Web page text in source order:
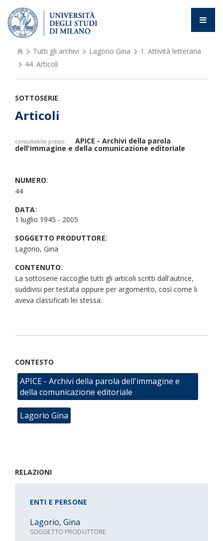
Tutti gli archivi Lagorio Gina 1. Attività letteraria
44. Articoli
SOTTOSERIE
Articoli
consultabile presso: APICE - Archivi della parola
dell'immagine e della comunicazione editoriale
NUMERO:
44
DATA:
1 luglio 1945 - 2005
SOGGETTO PRODUTTORE:
Lagorio, Gina
CONTENUTO:
La sottoserie raccoglie tutti gli articoli scritti dall'autrice,
suddivisi per testata oppure per argomento, così come li
aveva classificati lei stessa.
CONTESTO
APICE - Archivi della parola dell'immagine e
della comunicazione editoriale
Lagorio Gina
RELAZIONI
ENTI E PERSONE
Lagorio, Gina
SOGGETTO PRODUTTORE